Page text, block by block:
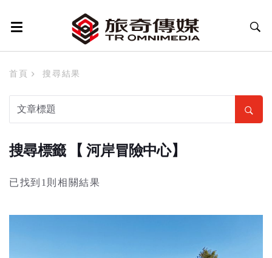
首頁 搜尋結果
搜尋標籤 【 河岸冒險中心】
已找到1則相關結果